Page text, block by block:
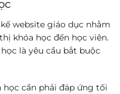
website giáo dục nhằm
khóa học đến học viên.
là yêu cầu bắt buộc
cần phải đáp ứng tối